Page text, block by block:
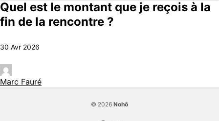
Quel est le montant que je reçois à la
fin de la rencontre ?
30 Avr 2026
Marc Fauré
© 2026 Nohô